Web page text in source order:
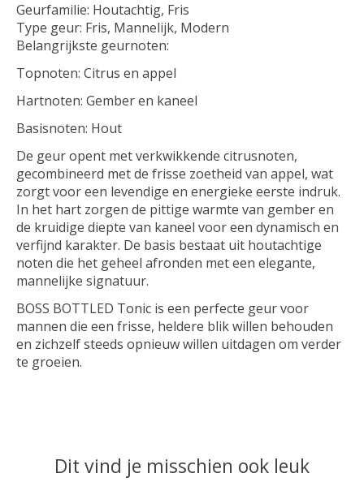
Geurfamilie: Houtachtig, Fris
Type geur: Fris, Mannelijk, Modern
Belangrijkste geurnoten:
Topnoten: Citrus en appel
Hartnoten: Gember en kaneel
Basisnoten: Hout
De geur opent met verkwikkende citrusnoten,
gecombineerd met de frisse zoetheid van appel, wat
zorgt voor een levendige en energieke eerste indruk.
In het hart zorgen de pittige warmte van gember en
de kruidige diepte van kaneel voor een dynamisch en
verfijnd karakter. De basis bestaat uit houtachtige
noten die het geheel afronden met een elegante,
mannelijke signatuur.
BOSS BOTTLED Tonic is een perfecte geur voor
mannen die een frisse, heldere blik willen behouden
en zichzelf steeds opnieuw willen uitdagen om verder
te groeien.
Dit vind je misschien ook leuk